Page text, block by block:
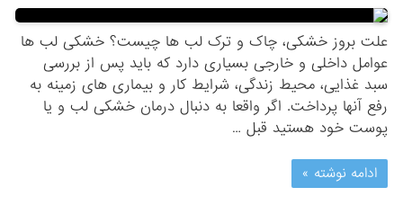
علت بروز خشکی، چاک و ترک لب ها چیست؟ خشکی لب ها
عوامل داخلی و خارجی بسیاری دارد که باید پس از بررسی
سبد غذایی، محیط زندگی، شرایط کار و بیماری های زمینه به
رفع آنها پرداخت. اگر واقعا به دنبال درمان خشکی لب و یا
پوست خود هستید قبل …
ادامه نوشته »